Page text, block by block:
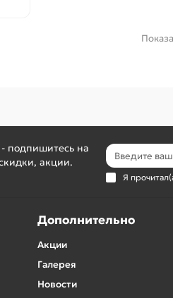
подпишитесь на
акции.
Я
Дополнительно
Акции
Галерея
Новости